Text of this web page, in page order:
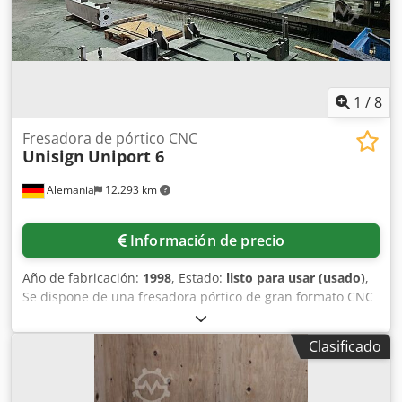
1 /8
Alemania 12.293 km
Fresadora de pórtico CNC
Unisign Uniport 6
Información de precio
Año de fabricación: 1998, Estado: listo para usar (usado),
Se dispone de una fresadora pórtico de gran formato CNC
de 5 ejes, modelo Unisign. Altura máxima de recorrido del
pórtico: 1200 mm, número de posiciones para
herramientas: 35/53, cono de herramientas: SK50,
recorrido en los ejes X/Y/Z: 10000 mm/2000 mm/800 mm,
dimensiones de la mesa en los ejes X/Y: 11750 mm/1670
Clasificado